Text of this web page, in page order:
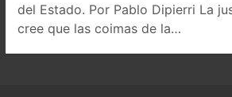
del Estado. Por Pablo Dipierri La
cree que las coimas de la…